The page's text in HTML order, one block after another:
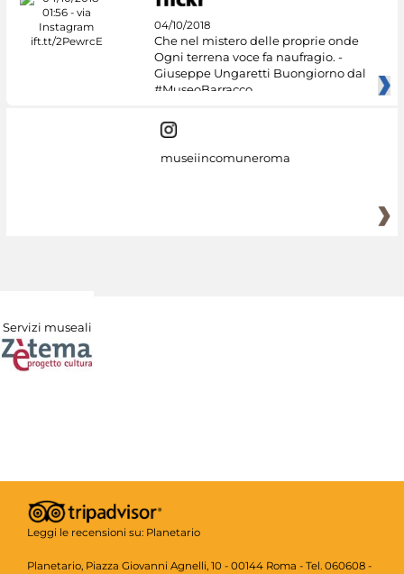
04/10/2018
Che nel mistero delle proprie onde
Ogni terrena voce fa naufragio. -
Giuseppe Ungaretti Buongiorno dal
#MuseoBarracco
museiincomuneroma
Servizi museali
Leggi le recensioni su: Planetario
Planetario, Piazza Giovanni Agnelli, 10 - 00144 Roma - Tel. 060608 -